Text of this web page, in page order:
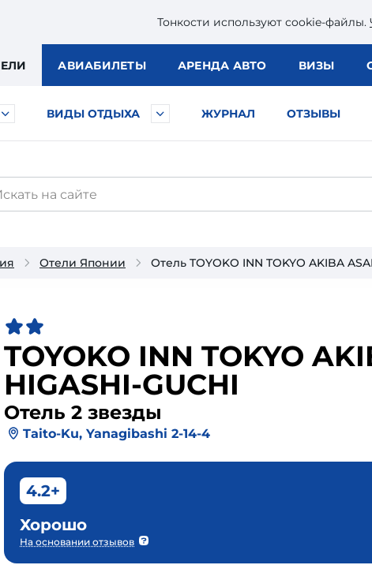
Тонкости используют сookie-файлы.
АВИАБИЛЕТЫ АРЕНДА АВТО ВИЗЫ
ВИДЫ ОТДЫХА ЖУРНАЛ ОТЗЫВЫ
Отели Японии Отель TOYOKO INN TOKYO AKIBA
TOYOKO INN TOKYO
HIGASHI-GUCHI
Отель 2 звезды
Taito-Ku, Yanagibashi 2-14-4
4.2+
Хорошо
На основании отзывов